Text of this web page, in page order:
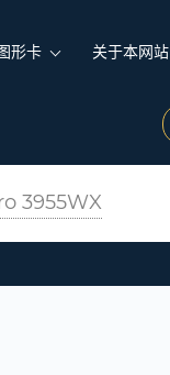
形卡 关于本网站
3955WX